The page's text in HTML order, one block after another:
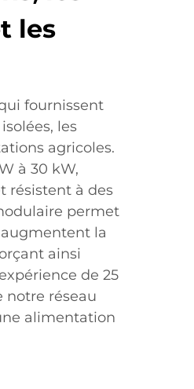
les
fournissent
les
agricoles.
à 30 kW,
résistent à des
permet
la
ainsi
de 25
notre réseau
alimentation